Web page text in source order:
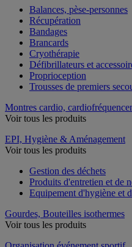
Balances, pèse-personnes
Récupération
Bandages
Brancards
Cryothérapie
Défibrillateurs et
Proprioception
Trousses de premiers
Montres cardio,
Voir tous les produits
EPI, Hygiène & Aménagement
Voir tous les produits
Gestion des déchets
Produits d'entretien et de
Equipement d'hygiène et
Gourdes, Bouteilles isothermes
Voir tous les produits